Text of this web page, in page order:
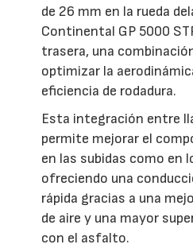
de 26 mm en la rueda
Continental GP 5000
trasera, una
optimizar la
eficiencia de rodadura.
Esta integración entre
permite mejorar el
en las subidas como en
ofreciendo una
rápida gracias a una
de aire y una mayor
con el asfalto.